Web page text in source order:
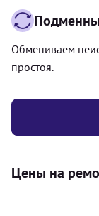
Обмениваем
простоя.
Цены на